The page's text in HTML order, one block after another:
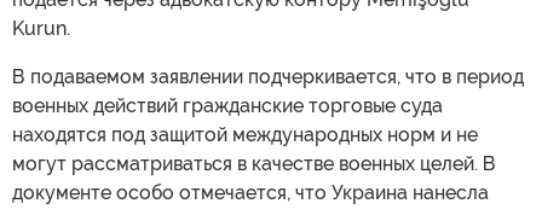
Kurun.
В подаваемом заявлении подчеркивается, что в период
военных действий гражданские торговые суда
находятся под защитой международных норм и не
могут рассматриваться в качестве военных целей. В
документе особо отмечается, что Украина нанесла